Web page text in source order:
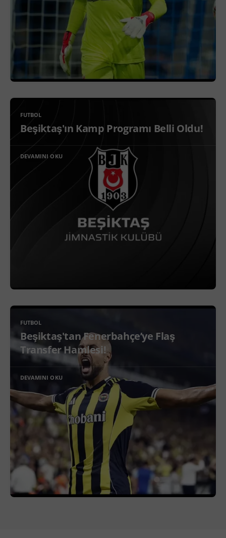
FUTBOL
Beşiktaş'ın Kamp Programı Belli Oldu!
DEVAMINI OKU
FUTBOL
Beşiktaş'tan Fenerbahçe’ye Flaş
Transfer Hamlesi!
DEVAMINI OKU